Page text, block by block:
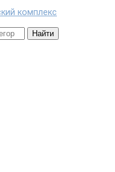
комплекс
Найти